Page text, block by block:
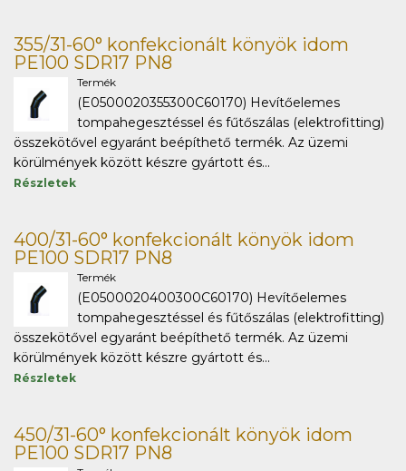
355/31-60° konfekcionált könyök idom
PE100 SDR17 PN8
Termék
(E0500020355300C60170) Hevítőelemes
tompahegesztéssel és fűtőszálas (elektrofitting)
összekötővel egyaránt beépíthető termék. Az üzemi
körülmények között készre gyártott és...
Részletek
400/31-60° konfekcionált könyök idom
PE100 SDR17 PN8
Termék
(E0500020400300C60170) Hevítőelemes
tompahegesztéssel és fűtőszálas (elektrofitting)
összekötővel egyaránt beépíthető termék. Az üzemi
körülmények között készre gyártott és...
Részletek
450/31-60° konfekcionált könyök idom
PE100 SDR17 PN8